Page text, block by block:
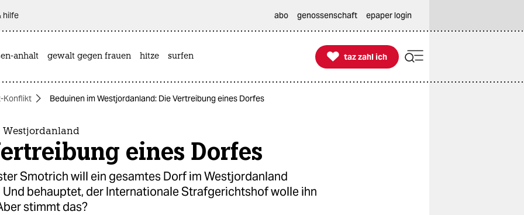
hilfe abo genossenschaft epaper login
anhalt gewalt gegen frauen hitze surfen 
taz zahl ich
taz zahl ich
Konflikt Beduinen im Westjordanland: Die Vertreibung eines Dorfes
Westjordanland
eines Dorfes
Smotrich will ein gesamtes Dorf im Westjordanland
Und behauptet, der Internationale Strafgerichtshof wolle ihn
stimmt das?